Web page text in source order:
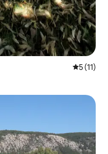
5 (11)